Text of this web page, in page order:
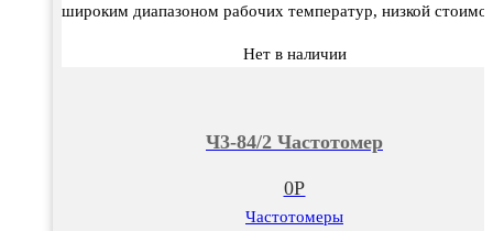
широким диапазоном рабочих температур, низкой
Нет в наличии
Ч3-84/2 Частотомер
0Р
Частотомеры